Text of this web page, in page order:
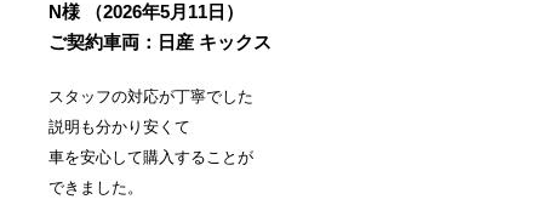
N様
（2026年5月11日）
ご契約車両：日産 キックス
スタッフの対応が丁寧でした
説明も分かり安くて
車を安心して購入することが
できました。